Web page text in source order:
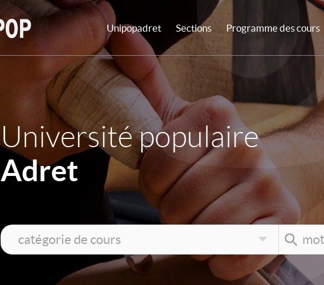
Unipopadret Sections Programme des cours
Université populaire
Adret